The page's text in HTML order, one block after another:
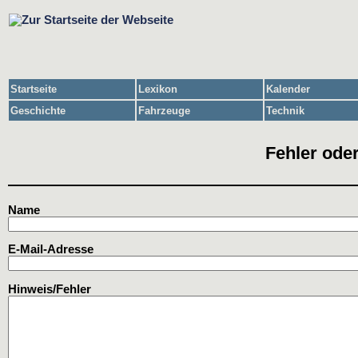
Startseite Lexikon
Kalender
Geschichte
Fahrzeuge Technik
Fehler
Name
E-Mail-Adresse
Hinweis/Fehler